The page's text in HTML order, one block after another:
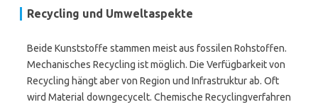
Recycling und Umweltaspekte
Beide Kunststoffe stammen meist aus fossilen Rohstoffen.
Mechanisches Recycling ist möglich. Die Verfügbarkeit von
Recycling hängt aber von Region und Infrastruktur ab. Oft
wird Material downgecycelt. Chemische Recyclingverfahren